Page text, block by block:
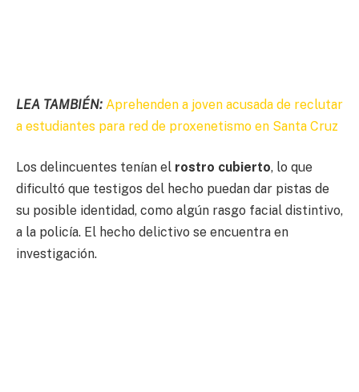
LEA TAMBIÉN: Aprehenden a joven acusada de reclutar
a estudiantes para red de proxenetismo en Santa Cruz
Los delincuentes tenían el rostro cubierto, lo que
dificultó que testigos del hecho puedan dar pistas de
su posible identidad, como algún rasgo facial distintivo,
a la policía. El hecho delictivo se encuentra en
investigación.